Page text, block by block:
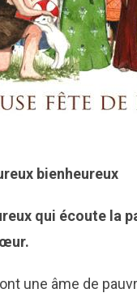
bienheureux
qui écoute la
une âme de